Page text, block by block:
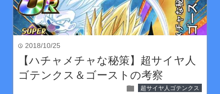
time 2018/10/25
【ハチャメチャな秘策】超サイヤ人
ゴテンクス＆ゴーストの考察
folder 超サイヤ人ゴテンクス